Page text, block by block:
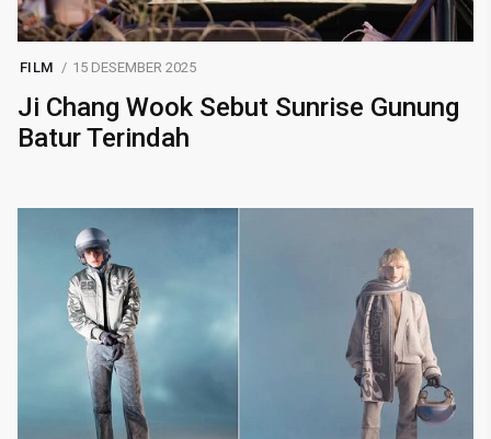
FILM 15 DESEMBER 2025
Ji Chang Wook Sebut Sunrise Gunung
Batur Terindah